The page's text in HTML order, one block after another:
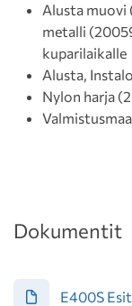
Alusta muovi
metalli
Alusta,
Nylon harja
Dokumentit
E400S